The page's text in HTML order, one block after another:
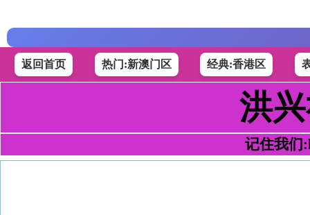
返回首页 热门:新澳门区 经典:香港区
洪
记住我们